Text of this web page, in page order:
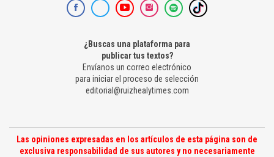
¿Buscas una plataforma para
publicar tus textos?
Envíanos un correo electrónico
para iniciar el proceso de selección
editorial@ruizhealytimes.com
Las opiniones expresadas en los artículos de esta página son de
exclusiva responsabilidad de sus autores y no necesariamente